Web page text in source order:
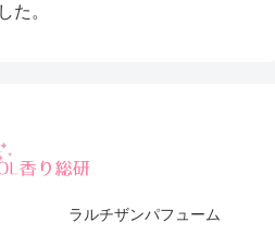
た。
ラルチザンパフューム